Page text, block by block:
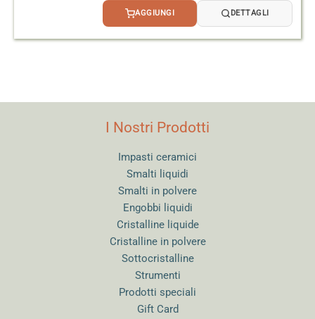
AGGIUNGI DETTAGLI
I Nostri Prodotti
Impasti ceramici
Smalti liquidi
Smalti in polvere
Engobbi liquidi
Cristalline liquide
Cristalline in polvere
Sottocristalline
Strumenti
Prodotti speciali
Gift Card